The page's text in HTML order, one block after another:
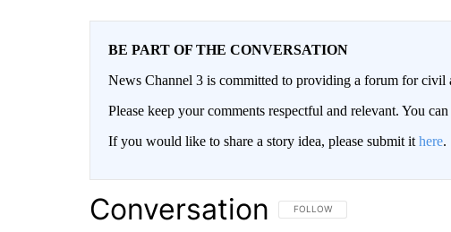
BE PART OF THE CONVERSATION
News Channel 3 is committed to providing a forum for civil
Please keep your comments respectful and relevant. You
If you would like to share a story idea, please submit it here.
Conversation FOLLOW THIS CONVERSATION TO
FOLLOW